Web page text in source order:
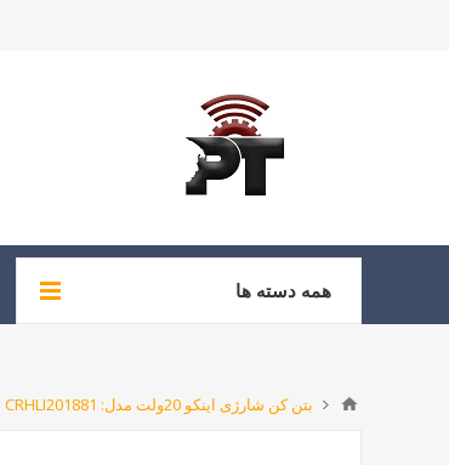
همه دسته ها
بتن کن شارژی اینکو 20ولت مدل: CRHLI201881